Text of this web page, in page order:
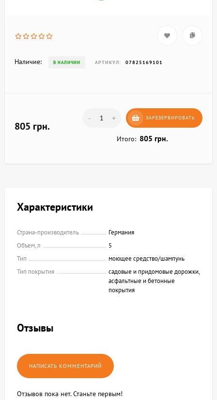
Наличие: В НАЛИЧИИ АРТИКУЛ: 07825169101
805 грн.
- + ЗАРЕЗЕРВИРОВАТЬ
Итого: 805 грн.
Характеристики
Страна-производитель
Германия
Объем, л
5
Тип
моющее средство/шампунь
Тип покрытия
садовые и придомовые дорожки,
асфальтные и бетонные
покрытия
Отзывы
Отзывов пока нет. Станьте первым!